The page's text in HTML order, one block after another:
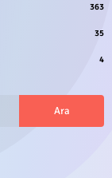
363
35
4